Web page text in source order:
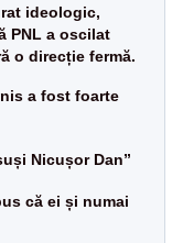
ideologic,
PNL a oscilat
o direcție fermă.
a fost foarte
Nicușor Dan”
că ei și numai